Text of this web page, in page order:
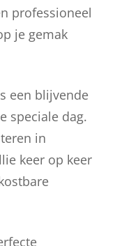
professioneel
je gemak
een blijvende
speciale dag.
in
keer op keer